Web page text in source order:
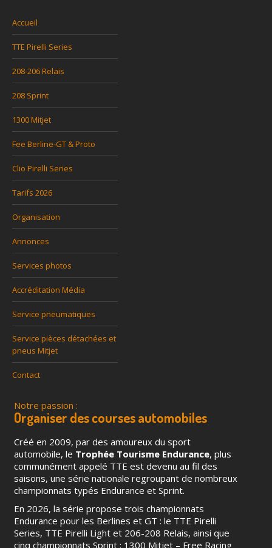
Accueil
TTE Pirelli Series
208-206 Relais
208 Sprint
1300 Mitjet
Fee Berline-GT & Proto
Clio Pirelli Series
Tarifs 2026
Organisation
Annonces
Services photos
Accréditation Média
Service pneumatiques
Service pièces détachées et
pneus Mitjet
Contact
Notre passion :
Organiser des courses automobiles
Créé en 2009, par des amoureux du sport
automobile, le Trophée Tourisme Endurance, plus
communément appelé TTE est devenu au fil des
saisons, une série nationale regroupant de nombreux
championnats typés Endurance et Sprint.
En 2026, la série propose trois championnats
Endurance pour les Berlines et GT : le TTE Pirelli
Series, TTE Pirelli Light et 206-208 Relais, ainsi que
cinq championnats Sprint : 1300 Mitjet – Free Racing